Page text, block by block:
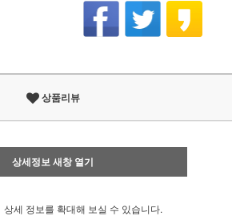
상품리뷰
상세정보 새창 열기
상세 정보를 확대해 보실 수 있습니다.